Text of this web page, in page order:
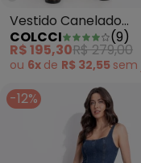
Vestido Canelado
Marrom
COLCCI (9)
R$ 195,30R$ 279,00
ou 6x de R$ 32,55 sem
-12%